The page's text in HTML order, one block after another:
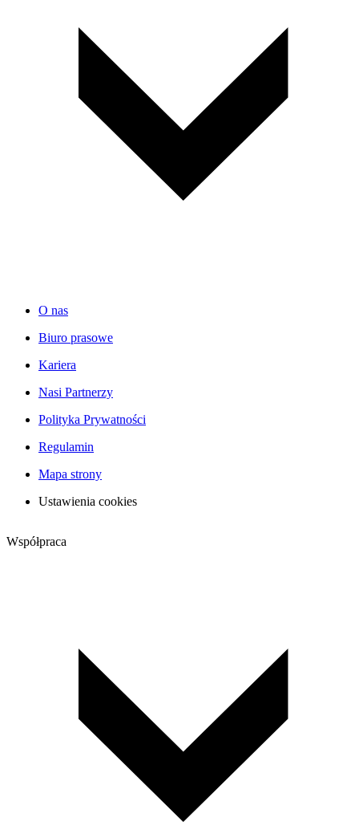
O nas
Biuro prasowe
Kariera
Nasi Partnerzy
Polityka Prywatności
Regulamin
Mapa strony
Ustawienia cookies
Współpraca